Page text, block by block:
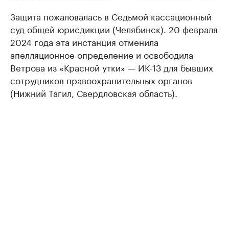
Защита пожаловалась в Седьмой кассационный
суд общей юрисдикции (Челябинск). 20 февраля
2024 года эта инстанция отменила
апелляционное определение и освободила
Ветрова из «Красной утки» — ИК-13 для бывших
сотрудников правоохранительных органов
(Нижний Тагил, Свердловская область).